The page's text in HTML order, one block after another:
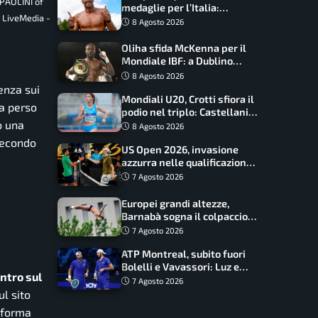
LiveMedia -
sui
perso
una
sul
sito
medaglie per l’Italia:
Paltrinieri guida la staffetta,
grandi altezze
8 Agosto 2026
Oliha sfida McKenna per il
Mondiale IBF: a Dublino
serve l’impresa nella tana
8 Agosto 2026
Mondiali U20, Crotti sfiora il
podio nel triplo: Castellani
da record, Succo in finale
8 Agosto 2026
US Open 2026, invasione
azzurra nelle qualificazioni:
17 italiani a caccia del main
7 Agosto 2026
Europei grandi altezze,
Barnabà sogna il colpaccio:
è leader a metà gara, Baraldi
7 Agosto 2026
ATP Montreal, subito fuori
Bolelli e Vavassori: Luz e
Matos fermano gli azzurri
7 Agosto 2026